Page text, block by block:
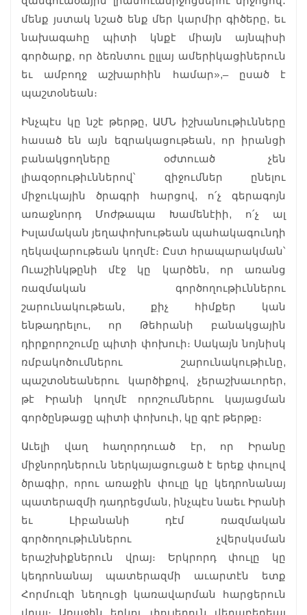
մենք յստակ նշած ենք մեր կարմիր գիծերը, եւ
նախագահը պիտի կնքէ միայն այնպիսի
գործարք, որ ձեռնտու ըլլայ ամերիկացիներուն
եւ ամբողջ աշխարհին համար»,– ըսած է
պաշտօնեան։
Ինչպէս կը նշէ թերթը, ԱՄՆ իշխանութիւնները
հասած են այն եզրակացութեան, որ իրանցի
բանակցողները օժտուած չեն
լիազօրութիւններով՝ զիջումներ ընելու
միջուկային ծրագրի հարցով, ո՛չ գերագոյն
առաջնորդ Մոժթապա Խամենէիի, ո՛չ ալ
Իսլամական յեղափոխութեան պահակագունդի
ղեկավարութեան կողմէ։ Ըստ հրապարակման՝
Ուաշինկթընի մէջ կը կարծեն, որ առանց
ռազմական գործողութիւններու
շարունակութեան, քիչ հիմքեր կան
ենթադրելու, որ Թեհրանի բանակցային
դիրքորոշումը պիտի փոխուի։ Սակայն նոյնիսկ
ռմբակոծումներու շարունակութիւնը,
պաշտօնեաներու կարծիքով, չերաշխաւորեր,
թէ Իրանի կողմէ որոշումներու կայացման
գործընթացը պիտի փոխուի, կը գրէ թերթը։
Աւելի վաղ հաղորդուած էր, որ Իրանը
միջնորդներուն ներկայացուցած է երեք փուլով
ծրագիր, որու առաջին փուլը կը կեդրոնանայ
պատերազմի դադրեցման, ինչպէս նաեւ Իրանի
եւ Լիբանանի դէմ ռազմական
գործողութիւններու չվերսկսման
երաշխիքներուն վրայ։ Երկրորդ փուլը կը
կեդրոնանայ պատերազմի աւարտէն ետք
Հորմուզի նեղուցի կառավարման հարցերուն
վրայ։ Առաջին երկու փուլերուն վերաբերեալ